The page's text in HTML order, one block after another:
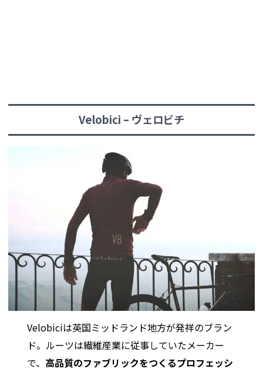
Velobici – ヴェロビチ
Velobiciは英国ミッドランド地方が発祥のブラン
ド。ルーツは繊維産業に従事していたメーカー
で、 高品質のファブリックをつくるプロフェッシ